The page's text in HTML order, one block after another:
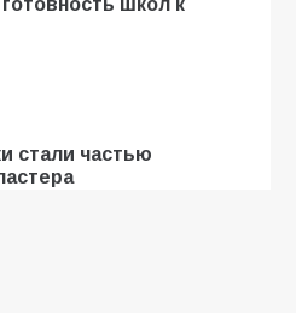
стали частью